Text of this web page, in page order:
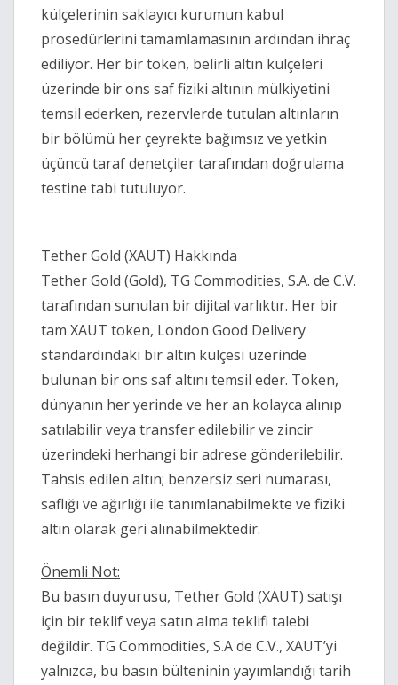
külçelerinin saklayıcı kurumun kabul
prosedürlerini tamamlamasının ardından ihraç
ediliyor. Her bir token, belirli altın külçeleri
üzerinde bir ons saf fiziki altının mülkiyetini
temsil ederken, rezervlerde tutulan altınların
bir bölümü her çeyrekte bağımsız ve yetkin
üçüncü taraf denetçiler tarafından doğrulama
testine tabi tutuluyor.
Tether Gold (XAUT) Hakkında
Tether Gold (Gold), TG Commodities, S.A. de C.V.
tarafından sunulan bir dijital varlıktır. Her bir
tam XAUT token, London Good Delivery
standardındaki bir altın külçesi üzerinde
bulunan bir ons saf altını temsil eder. Token,
dünyanın her yerinde ve her an kolayca alınıp
satılabilir veya transfer edilebilir ve zincir
üzerindeki herhangi bir adrese gönderilebilir.
Tahsis edilen altın; benzersiz seri numarası,
saflığı ve ağırlığı ile tanımlanabilmekte ve fiziki
altın olarak geri alınabilmektedir.
Önemli Not:
Bu basın duyurusu, Tether Gold (XAUT) satışı
için bir teklif veya satın alma teklifi talebi
değildir. TG Commodities, S.A de C.V., XAUT’yi
yalnızca, bu basın bülteninin yayımlandığı tarih